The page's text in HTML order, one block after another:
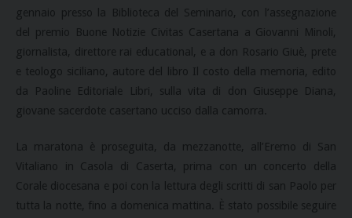
gennaio presso la Biblioteca del Seminario, con l’assegnazione
del premio Buone Notizie Civitas Casertana a Giovanni Minoli,
giornalista, direttore rai educational, e a don Rosario Giuè, prete
e teologo siciliano, autore del libro Il costo della memoria, edito
da Paoline Editoriale Libri, sulla vita di don Giuseppe Diana,
giovane sacerdote casertano ucciso dalla camorra.
La maratona è proseguita, da mezzanotte, all’Eremo di San
Vitaliano in Casola di Caserta, prima con un concerto della
Corale diocesana e poi con la lettura degli scritti di san Paolo per
tutta la notte, fino a domenica mattina. È stato possibile seguire